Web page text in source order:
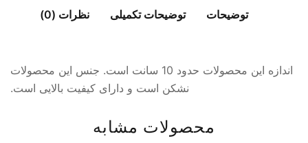
توضیحات توضیحات تکمیلی نظرات (0)
اندازه این محصولات حدود 10 سانت است. جنس این محصولات
نشکن است و دارای کیفیت بالایی است.
محصولات مشابه